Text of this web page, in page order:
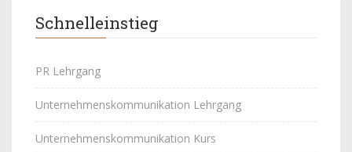
Schnelleinstieg
PR Lehrgang
Unternehmenskommunikation Lehrgang
Unternehmenskommunikation Kurs